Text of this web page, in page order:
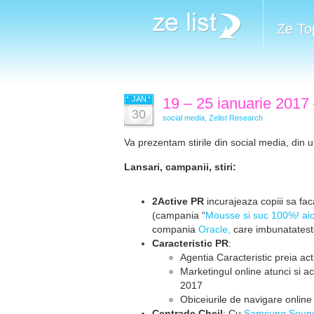
Ze
JAN
30
19 – 25 ianuarie
social media Zelist Research
Va prezentam stirile din social media, din
Lansari, campanii, stiri:
2Active PR incurajeaza copiii sa
(campania “Mousse si suc 100%!
compania Oracle, care
Caracteristic PR:
Agentia Caracteristic preia
Marketingul online atunci si
2017
Obiceiurile de navigare